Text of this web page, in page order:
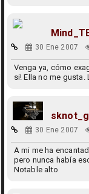
30 Ene 2007
Venga ya, cómo
si! Ella no me gusta.
30 Ene 2007
A mi me ha
pero nunca había
Notable alto